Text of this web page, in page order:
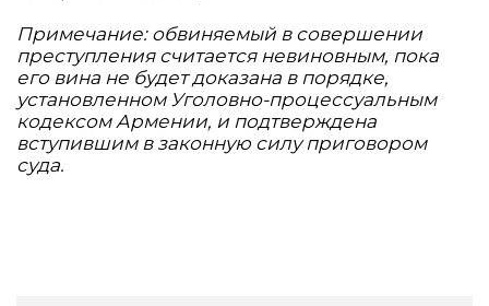
Примечание: обвиняемый в совершении
преступления считается невиновным, пока
его вина не будет доказана в порядке,
установленном Уголовно-процессуальным
кодексом Армении, и подтверждена
вступившим в законную силу приговором
суда.